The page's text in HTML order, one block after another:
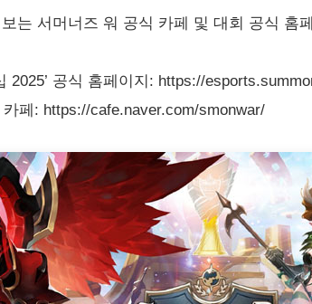
보는 서머너즈 워 공식 카페 및 대회 공식 홈
2025’ 공식 홈페이지: https://
페: https://cafe.naver.com/smonwar/